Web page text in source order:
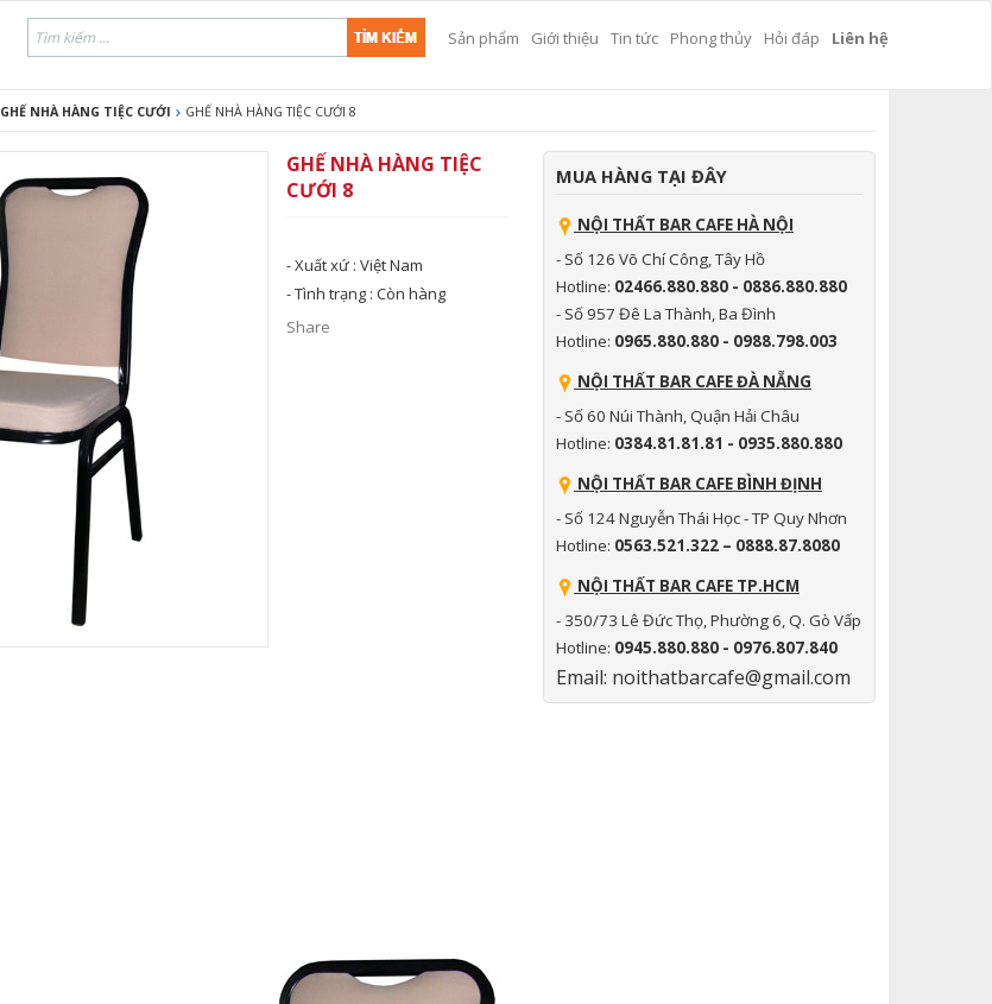
Sản phẩm Giới thiệu Tin tức Phong thủy Hỏi đáp Liên hệ
GHẾ NHÀ HÀNG TIỆC CƯỚI GHẾ NHÀ HÀNG TIỆC CƯỚI 8
GHẾ NHÀ HÀNG TIỆC
CƯỚI 8
- Xuất xứ : Việt Nam
- Tình trạng : Còn hàng
Share
MUA HÀNG TẠI ĐÂY
NỘI THẤT BAR CAFE HÀ NỘI
- Số 126 Võ Chí Công, Tây Hồ
Hotline: 02466.880.880 - 0886.880.880
- Số 957 Đê La Thành, Ba Đình
Hotline: 0965.880.880 - 0988.798.003
NỘI THẤT BAR CAFE ĐÀ NẴNG
- Số 60 Núi Thành, Quận Hải Châu
Hotline: 0384.81.81.81 - 0935.880.880
NỘI THẤT BAR CAFE BÌNH ĐỊNH
- Số 124 Nguyễn Thái Học - TP Quy Nhơn
Hotline: 0563.521.322 – 0888.87.8080
NỘI THẤT BAR CAFE TP.HCM
- 350/73 Lê Đức Thọ, Phường 6, Q. Gò Vấp
Hotline: 0945.880.880 - 0976.807.840
Email: noithatbarcafe@gmail.com